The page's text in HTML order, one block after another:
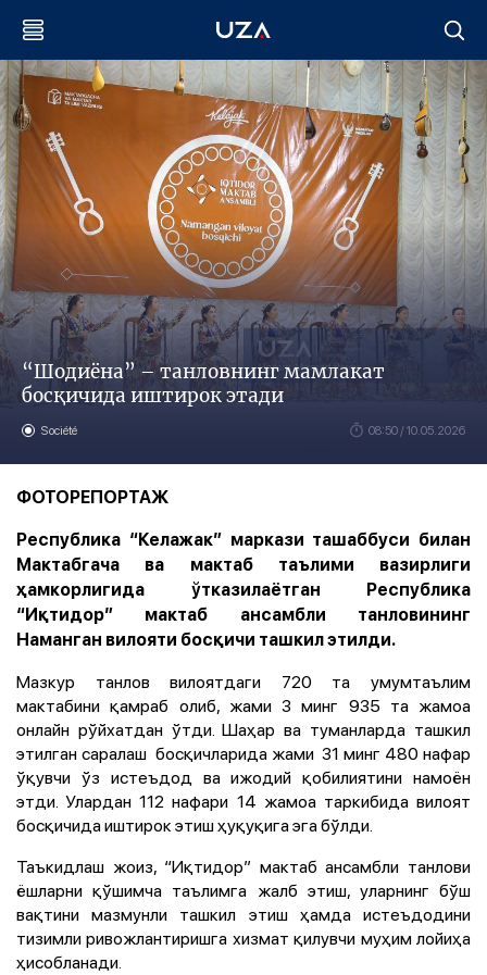
“Шодиёна” – танловнинг мамлакат
босқичида иштирок этади
Société 08:50 / 10.05.2026
ФОТОРЕПОРТАЖ
Республика “Келажак” маркази ташаббуси билан
Мактабгача ва мактаб таълими вазирлиги
ҳамкорлигида ўтказилаётган Республика
“Иқтидор” мактаб ансамбли танловининг
Наманган вилояти босқичи ташкил этилди.
Мазкур танлов вилоятдаги 720 та умумтаълим
мактабини қамраб олиб, жами 3 минг 935 та жамоа
онлайн рўйхатдан ўтди. Шаҳар ва туманларда ташкил
этилган саралаш босқичларида жами 31 минг 480 нафар
ўқувчи ўз истеъдод ва ижодий қобилиятини намоён
этди. Улардан 112 нафари 14 жамоа таркибида вилоят
босқичида иштирок этиш ҳуқуқига эга бўлди.
Таъкидлаш жоиз, “Иқтидор” мактаб ансамбли танлови
ёшларни қўшимча таълимга жалб этиш, уларнинг бўш
вақтини мазмунли ташкил этиш ҳамда истеъдодини
тизимли ривожлантиришга хизмат қилувчи муҳим лойиҳа
ҳисобланади.